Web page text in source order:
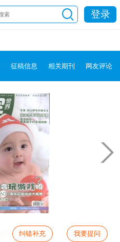
登录
征稿信息 相关期刊 网友评论
纠错补充 我要提问